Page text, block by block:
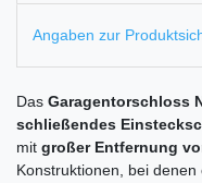
Angaben zur
Das Garagentorschloss
schließendes
mit großer Entfernung
Konstruktionen, bei